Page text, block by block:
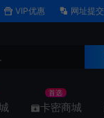
VIP优惠 网址提交
卡密商城
首选